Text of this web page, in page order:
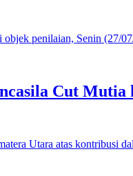
Cut Mutia